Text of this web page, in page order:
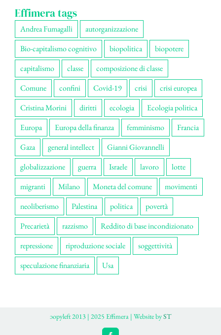
Effimera tags
Andrea Fumagalli
autorganizzazione
Bio-capitalismo cognitivo
biopolitica
biopotere
capitalismo
classe
composizione di classe
Comune
confini Covid-19 crisi
crisi europea
Cristina Morini
diritti ecologia
Ecologia politica
Europa
Europa della finanza femminismo
Francia
Gaza
general intellect
Gianni Giovannelli
globalizzazione
guerra Israele lavoro
lotte
migranti
Milano Moneta del comune
movimenti
neoliberismo
Palestina politica
povertà
Precarietà
razzismo
Reddito di base incondizionato
repressione
riproduzione sociale
soggettività
speculazione finanziaria
Usa
ɔopyleft 2013 | 2025 Effimera | Website byST